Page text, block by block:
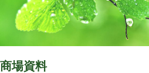
商場資料